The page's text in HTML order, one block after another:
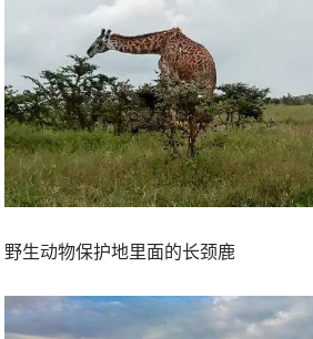
野生动物保护地里面的长颈鹿